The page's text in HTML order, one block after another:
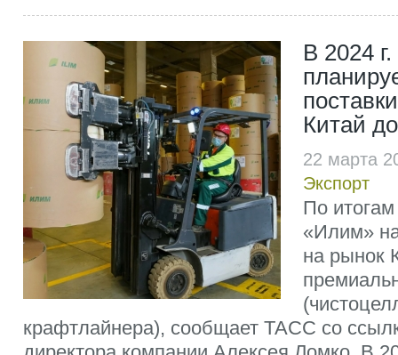
В 2024
Китай
22 марта
Экспорт
По итогам
«Илим»
на рынок
крафтлайнера), сообщает ТАСС со